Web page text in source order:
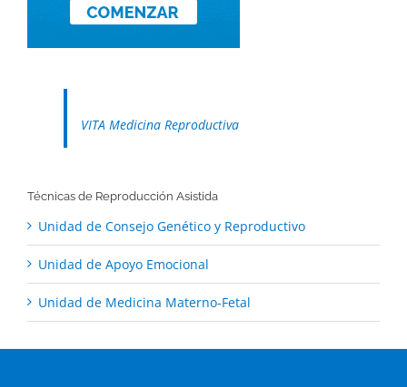
VITA Medicina Reproductiva
Técnicas de Reproducción Asistida
Unidad de Consejo Genético y Reproductivo
Unidad de Apoyo Emocional
Unidad de Medicina Materno-Fetal